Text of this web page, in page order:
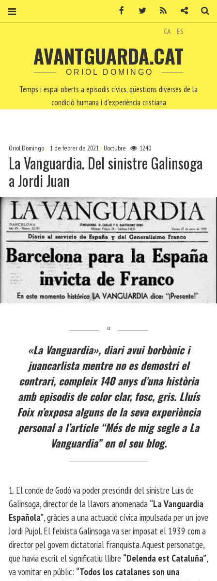
CA ES
AVANTGUARDA.CAT
ORIOL DOMINGO
Temps i espai oberts a episodis cívics, qüestions diverses de la
condició humana i d'experiència cristiana
Oriol Domingo 1 de febrer de 2021 Uoctubre 1240
La Vanguardia. Del sinistre Galinsoga
a Jordi Juan
«La Vanguardia», diari avui borbònic i
juancarlista mentre no es demostri el
contrari, compleix 140 anys d’una història
amb episodis de color clar, fosc, gris. Lluís
Foix n’exposa alguns de la seva experiència
personal a l’article “Més de mig segle a La
Vanguardia” en el seu blog.
1. El conde de Godó va poder prescindir del sinistre Luis de
Galinsoga, director de la llavors anomenada “La Vanguardia
Española”, gràcies a una actuació cívica impulsada per un jove
Jordi Pujol. El feixista Galinsoga va ser imposat el 1939 com a
director pel govern dictatorial franquista. Aquest personatge,
que havia escrit el significatiu llibre “Delenda est Cataluña”,
va vomitar en públic: “Todos los catalanes son una
Facebook Twitter Contacte